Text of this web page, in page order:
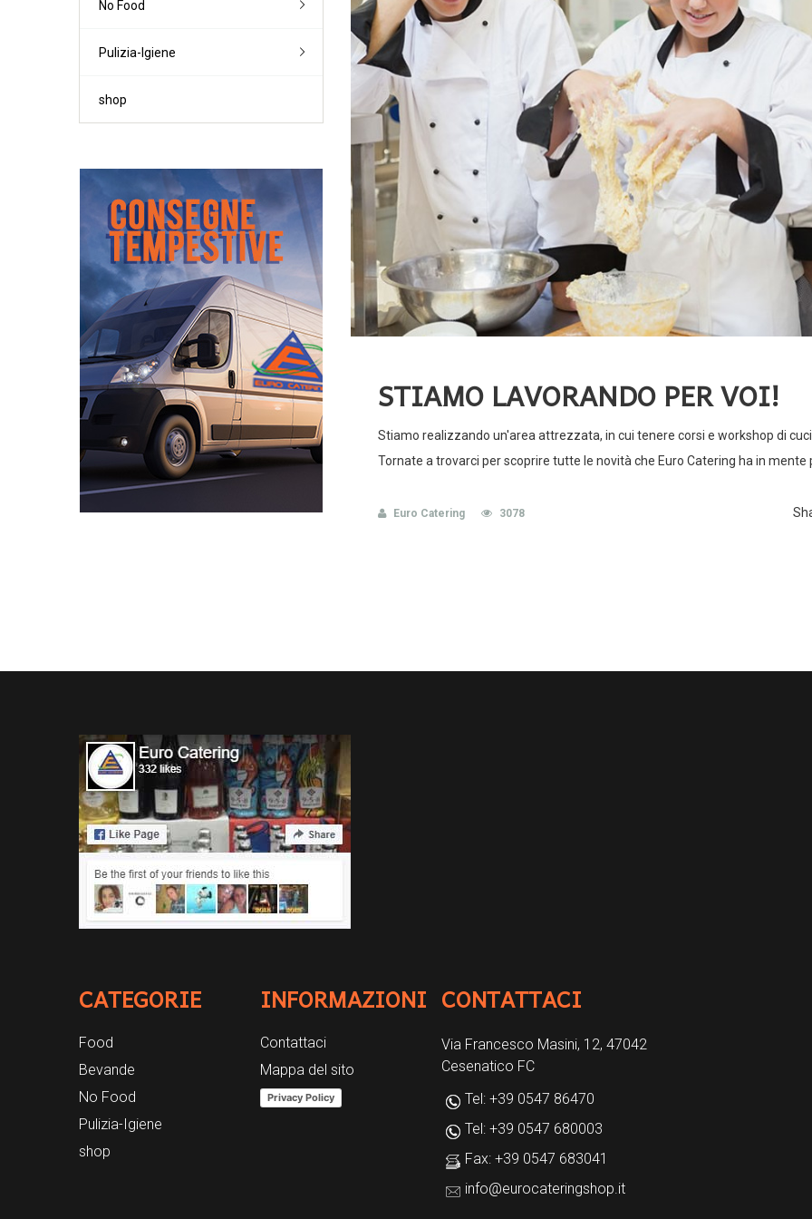
Altre farine
Pane-Piadina
Lieviti
Creme
Dessert-Topping
Altri preparati
Formaggi
Mozzarella
Panna-Burro-Margarina
Prosciutti
Salami-Salsicce
Pancette-Speck
Altri salumi
No Food
Pulizia-Igiene
shop
STIAMO LAVORANDO PER VOI!
Stiamo realizzando un'area attrezzata, in cui tenere corsi e workshop di
Tornate a trovarci per scoprire tutte le novità che Euro Catering ha in mente
Euro Catering 3078
CATEGORIE
Food
Bevande
No Food
Pulizia-Igiene
shop
INFORMAZIONI
Contattaci
Mappa del sito
Privacy Policy
CONTATTACI
Via Francesco Masini, 12, 47042
Cesenatico FC
Tel: +39 0547 86470
Tel: +39 0547 680003
Fax: +39 0547 683041
info@eurocateringshop.it